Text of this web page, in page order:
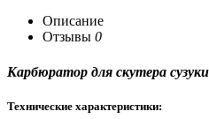
Описание
Отзывы 0
Карбюратор для скутера
Технические характеристики: